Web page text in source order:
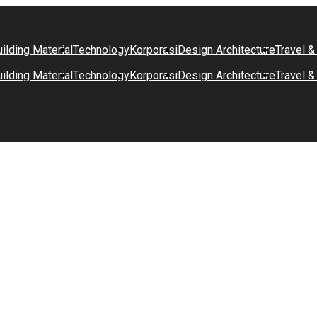
MaterialTechnologyKorporasiDesign ArchitectureTravel
MaterialTechnologyKorporasiDesign ArchitectureTravel